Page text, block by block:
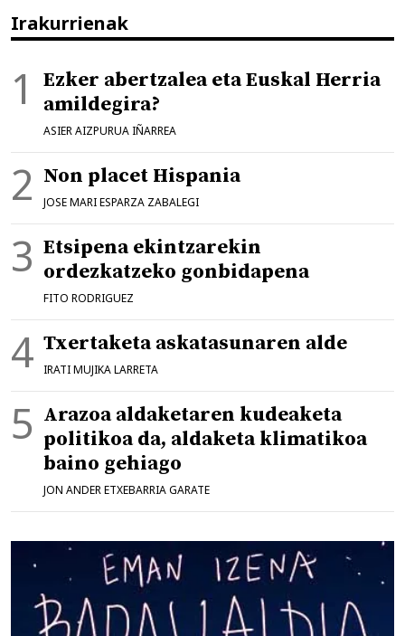
Irakurrienak
Ezker abertzalea eta Euskal Herria
amildegira?
ASIER AIZPURUA IÑARREA
Non placet Hispania
JOSE MARI ESPARZA ZABALEGI
Etsipena ekintzarekin
ordezkatzeko gonbidapena
FITO RODRIGUEZ
Txertaketa askatasunaren alde
IRATI MUJIKA LARRETA
Arazoa aldaketaren kudeaketa
politikoa da, aldaketa klimatikoa
baino gehiago
JON ANDER ETXEBARRIA GARATE